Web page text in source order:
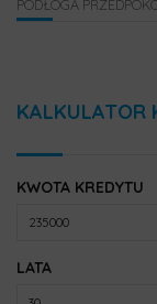
PODŁOGA
KALKULATOR
KWOTA KREDYTU
LATA